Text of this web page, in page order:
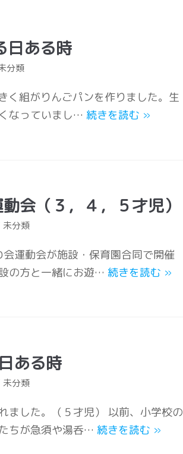
日ある時
分類
組がりんごパンを作りました。生
なっていまし… 続きを読む »
会（３，４，５才児）
未分類
運動会が施設・保育園合同で開催
の方と一緒にお遊… 続きを読む »
ある時
未分類
ました。（５才児） 以前、小学校の
ちが急須や湯呑… 続きを読む »